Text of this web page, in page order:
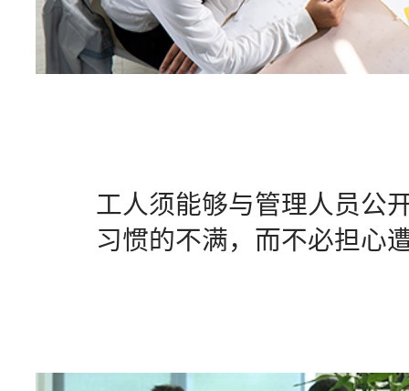
工人须能够与管理人员公
习惯的不满，而不必担心